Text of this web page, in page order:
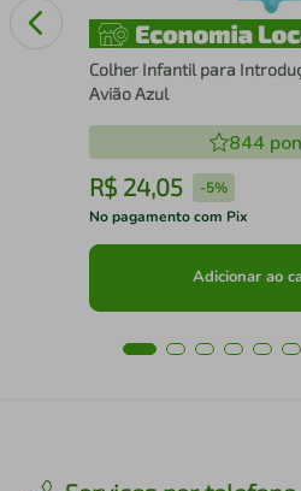
Colher Infantil para
Avião Azul
844
R$ 24,05 -5%
No pagamento com Pix
Adicionar ao